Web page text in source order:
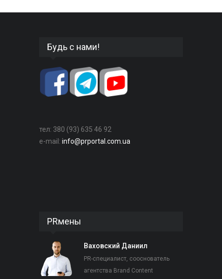
Будь с нами!
тел: 380 (93) 635 46 92
e-mail: info@prportal.com.ua
PRмены
Ваховский Даниил
PR-специалист, сооснователь
агентства Brand Content